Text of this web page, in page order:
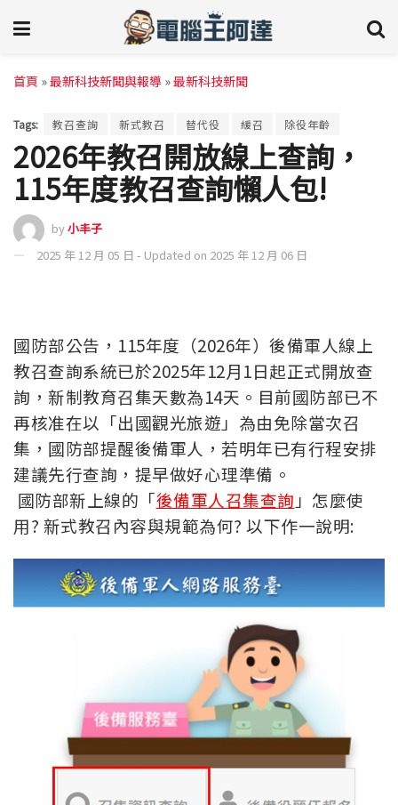
首頁 »最新科技新聞與報導 »最新科技新聞
Tags: 教召查詢 新式教召 替代役 緩召 除役年齡
2026年教召開放線上查詢，
115年度教召查詢懶人包!
by小丰子
2025 年 12 月 05 日 - Updated on 2025 年 12 月 06 日
國防部公告，115年度（2026年）後備軍人線上
教召查詢系統已於2025年12月1日起正式開放查
詢，新制教育召集天數為14天。目前國防部已不
再核准在以「出國觀光旅遊」為由免除當次召
集，國防部提醒後備軍人，若明年已有行程安排
建議先行查詢，提早做好心理準備。
國防部新上線的「後備軍人召集查詢 」怎麼使
用? 新式教召內容與規範為何? 以下作一說明: